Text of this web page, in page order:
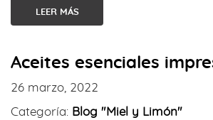
LEER MÁS
Aceites esenciales
26 marzo, 2022
Categoría: Blog "Miel y Limón"